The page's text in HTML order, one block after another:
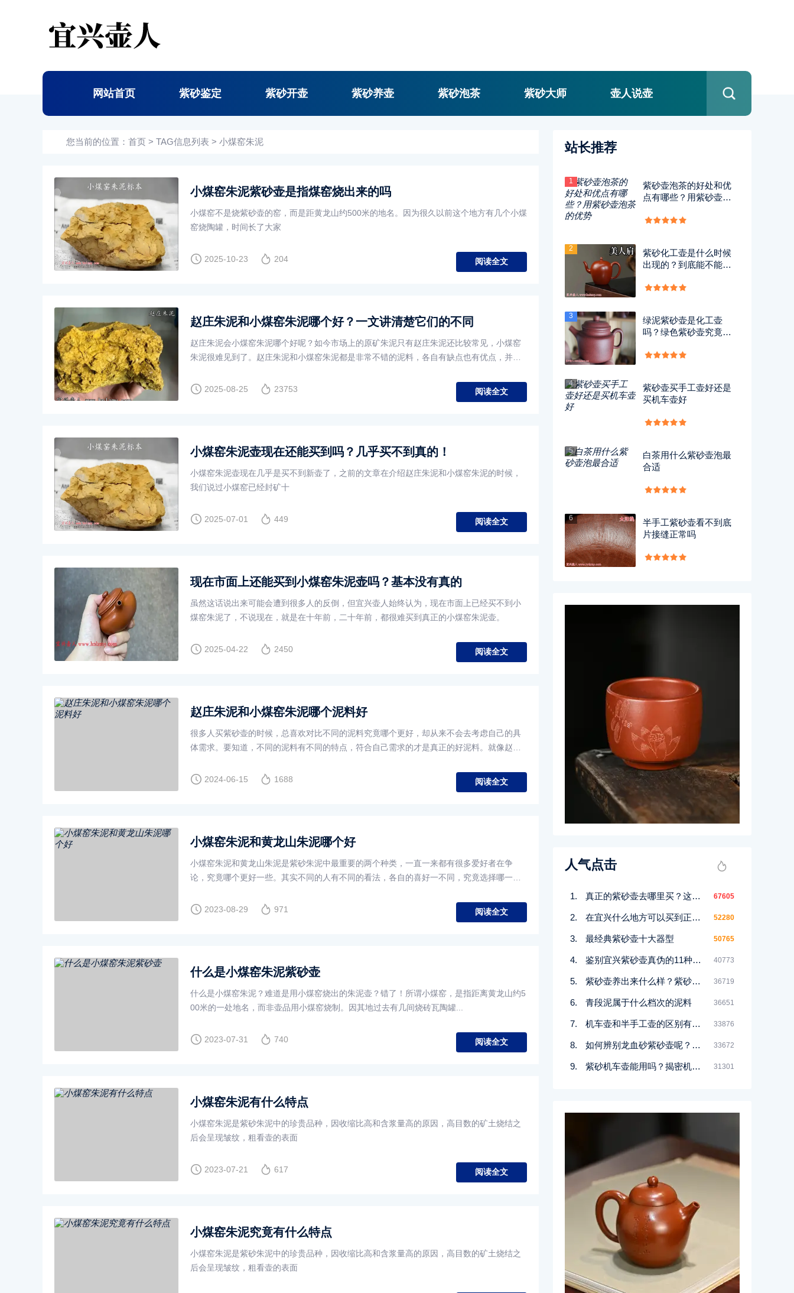
网站首页 紫砂鉴定 紫砂开壶 紫砂养壶 紫砂泡茶 紫砂大师 壶人说壶
您当前的位置： 首页 > TAG信息列表 > 小煤窑朱泥
小煤窑朱泥紫砂壶是指煤窑烧出来的吗
小煤窑不是烧紫砂壶的窑，而是距黄龙山约500米的地名。因为很久以前这个地方有几个小煤
窑烧陶罐，时间长了大家
2025-10-23 204 阅读全文
赵庄朱泥和小煤窑朱泥哪个好？一文讲清楚它们的不同
赵庄朱泥会小煤窑朱泥哪个好呢？如今市场上的原矿朱泥只有赵庄朱泥还比较常见，小煤窑
朱泥很难见到了。赵庄朱泥和小煤窑朱泥都是非常不错的泥料，各自有缺点也有优点，并不
2025-08-25
23753 阅读全文
小煤窑朱泥壶现在还能买到吗？几乎买不到真的！
小煤窑朱泥壶现在几乎是买不到新壶了，之前的文章在介绍赵庄朱泥和小煤窑朱泥的时候，
我们说过小煤窑已经封矿十
2025-07-01 449 阅读全文
现在市面上还能买到小煤窑朱泥壶吗？基本没有真的
虽然这话说出来可能会遭到很多人的反倒，但宜兴壶人始终认为，现在市面上已经买不到小
煤窑朱泥了，不说现在，就是在十年前，二十年前，都很难买到真正的小煤窑朱泥壶。
2025-04-22 2450 阅读全文
赵庄朱泥和小煤窑朱泥哪个泥料好
很多人买紫砂壶的时候，总喜欢对比不同的泥料究竟哪个更好，却从来不会去考虑自己的具
体需求。要知道，不同的泥料有不同的特点，符合自己需求的才是真正的好泥料。就像赵庄
2024-06-15
1688 阅读全文
小煤窑朱泥和黄龙山朱泥哪个好
小煤窑朱泥和黄龙山朱泥是紫砂朱泥中最重要的两个种类，一直一来都有很多爱好者在争
论，究竟哪个更好一些。其实不同的人有不同的看法，各自的喜好一不同，究竟选择哪一
2023-08-29
971 阅读全文
什么是小煤窑朱泥紫砂壶
什么是小煤窑朱泥？难道是用小煤窑烧出的朱泥壶？错了！所谓小煤窑，是指距离黄龙山约5
00米的一处地名，而非壶品用小煤窑烧制。因其地过去有几间烧砖瓦陶罐...
2023-07-31 740 阅读全文
小煤窑朱泥有什么特点
小煤窑朱泥是紫砂朱泥中的珍贵品种，因收缩比高和含浆量高的原因，高目数的矿土烧结之
后会呈现皱纹，粗看壶的表面
2023-07-21 617 阅读全文
小煤窑朱泥究竟有什么特点
小煤窑朱泥是紫砂朱泥中的珍贵品种，因收缩比高和含浆量高的原因，高目数的矿土烧结之
后会呈现皱纹，粗看壶的表面
站长推荐
1
紫砂壶泡茶的好处和优
点有哪些？用紫砂壶泡
2
紫砂化工壶是什么时候
出现的？到底能不能
3
绿泥紫砂壶是化工壶
吗？绿色紫砂壶究竟有
4
紫砂壶买手工壶好还是
买机车壶好
5
白茶用什么紫砂壶泡最
合适
6
半手工紫砂壶看不到底
片接缝正常吗
人气点击
真正的紫砂壶去哪里买？这几个地方都能买到！ 67605
在宜兴什么地方可以买到正宗紫砂壶 52280
最经典紫砂壶十大器型 50765
鉴别宜兴紫砂壶真伪的11种好方法 40773
紫砂壶养出来什么样？紫砂壶包浆前后对比图鉴赏 36719
青段泥属于什么档次的泥料 36651
机车壶和半手工壶的区别有哪些 33876
如何辨别龙血砂紫砂壶呢？记住一点 33672
紫砂机车壶能用吗？揭密机车壶的真实面目 31301